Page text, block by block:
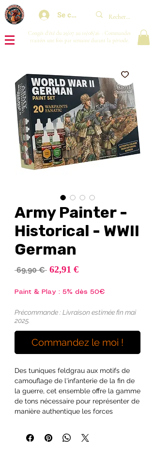
Se connecter
Congés d'été du 29/07 au 10/08/26 : Commandes
traitées une fois par semaine durant la période.
Army Painter -
Historical - WWII
German
69,90 € Prix
62,91 €Prix
Paint & Play : 5% dès 50€
Précommande : Livraison estimée fin mai
2025.
Commandez le moi !
Des tuniques feldgrau aux motifs de
camouflage de l'infanterie de la fin de
la guerre, cet ensemble offre la gamme
de tons nécessaire pour représenter de
manière authentique les forces
Guerre mondiale. Développées avec
l'aide d'historiens, ces peintures